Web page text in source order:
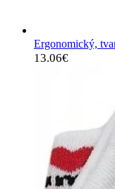
Ergonomický,
13.06€